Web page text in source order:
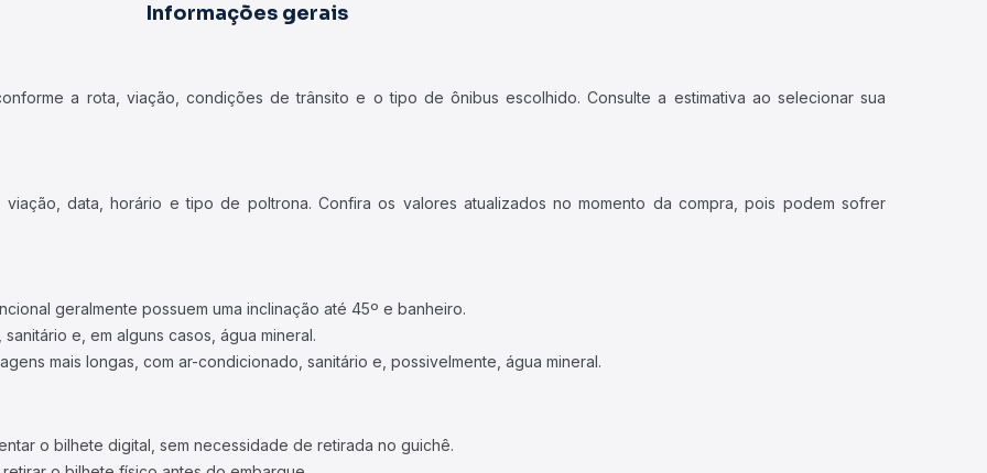
Informações gerais
a rota, viação, condições de trânsito e o tipo de ônibus escolhido. Consulte a estimativa ao selecionar sua
data, horário e tipo de poltrona. Confira os valores atualizados no momento da compra, pois podem sofrer
geralmente possuem uma inclinação até 45º e banheiro.
e, em alguns casos, água mineral.
mais longas, com ar-condicionado, sanitário e, possivelmente, água mineral.
o bilhete digital, sem necessidade de retirada no guichê.